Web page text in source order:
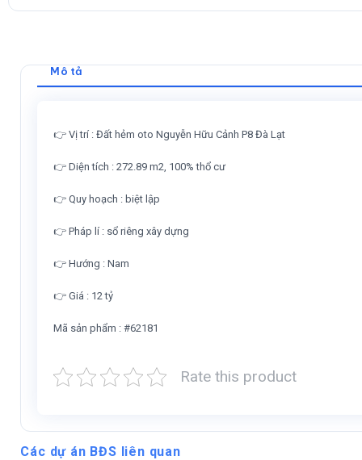
Mô tả
👉 Vị trí : Đất hẻm oto Nguyễn Hữu Cảnh P8 Đà Lạt
👉 Diện tích : 272.89 m2, 100% thổ cư
👉 Quy hoạch : biệt lập
👉 Pháp lí : sổ riêng xây dựng
👉 Hướng : Nam
👉 Giá : 12 tỷ
Mã sản phẩm : #62181
Rate this product
Các dự án BĐS liên quan